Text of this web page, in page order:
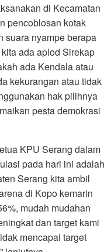
di Kecamatan
pencoblosan kotak
suara nyampe berapa
ada aplod Sirekap
ada Kendala atau
kekurangan atau tidak
hak pilihnya
pesta demokrasi
KPU Serang dalam
pada hari ini adalah
Serang kita ambil
di Kopo kemarin
mudah mudahan
dan target kami
mencapai target